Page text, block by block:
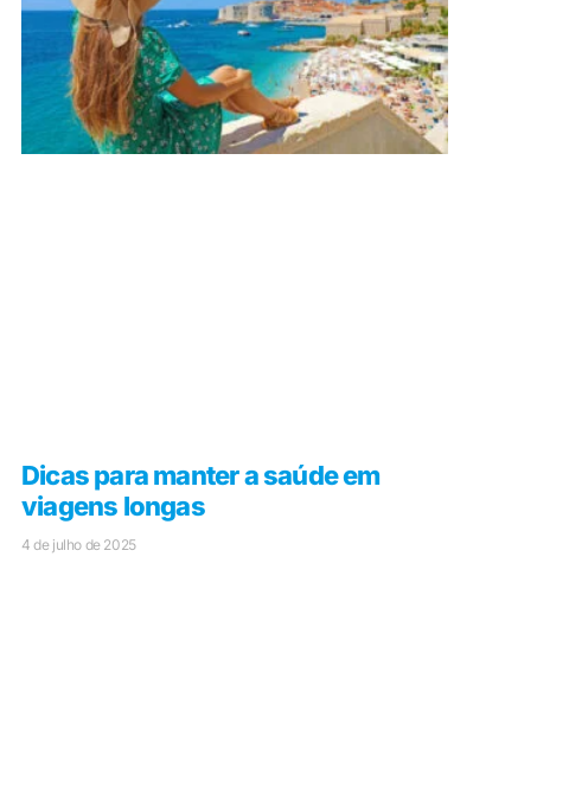
Dicas para manter a saúde em
viagens longas
4 de julho de 2025